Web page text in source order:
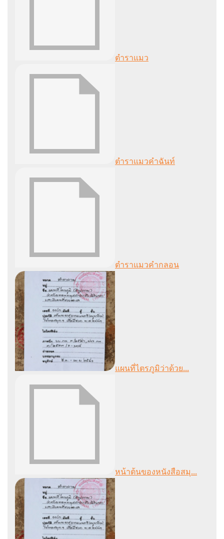
ตำราแมว
ตำราแมวคำฉันท์
ตำราแมวคำกลอน
แผนที่ไตรภูมิว่าด้วย...
หน้าต้นของหนังสือสมุ...